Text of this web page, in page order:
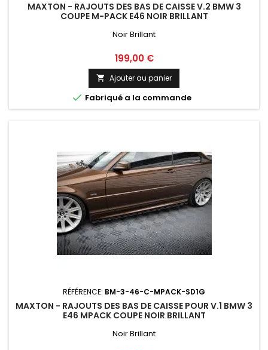
MAXTON - RAJOUTS DES BAS DE CAISSE V.2 BMW 3
COUPE M-PACK E46 NOIR BRILLANT
Noir Brillant
Prix
199,00 €
 Ajouter au panier
 Fabriqué a la commande
RÉFÉRENCE: BM-3-46-C-MPACK-SD1G
MAXTON - RAJOUTS DES BAS DE CAISSE POUR V.1 BMW 3
E46 MPACK COUPE NOIR BRILLANT
Noir Brillant